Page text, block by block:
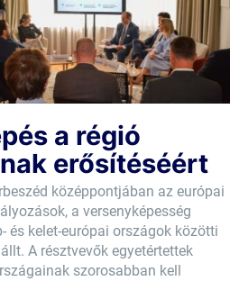
a régió
erősítéséért
középpontjában az európai
a versenyképesség
és kelet-európai országok közötti
A résztvevők egyetértettek
szorosabban kell